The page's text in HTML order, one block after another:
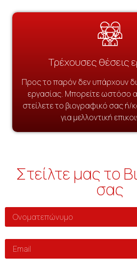
Τρέχουσες θέσεις
Προς το παρόν δεν υπάρχουν
εργασίας. Μπορείτε ωστόσο
στείλετε το βιογραφικό σας ή/
για μελλοντική
Στείλτε μας το
σας